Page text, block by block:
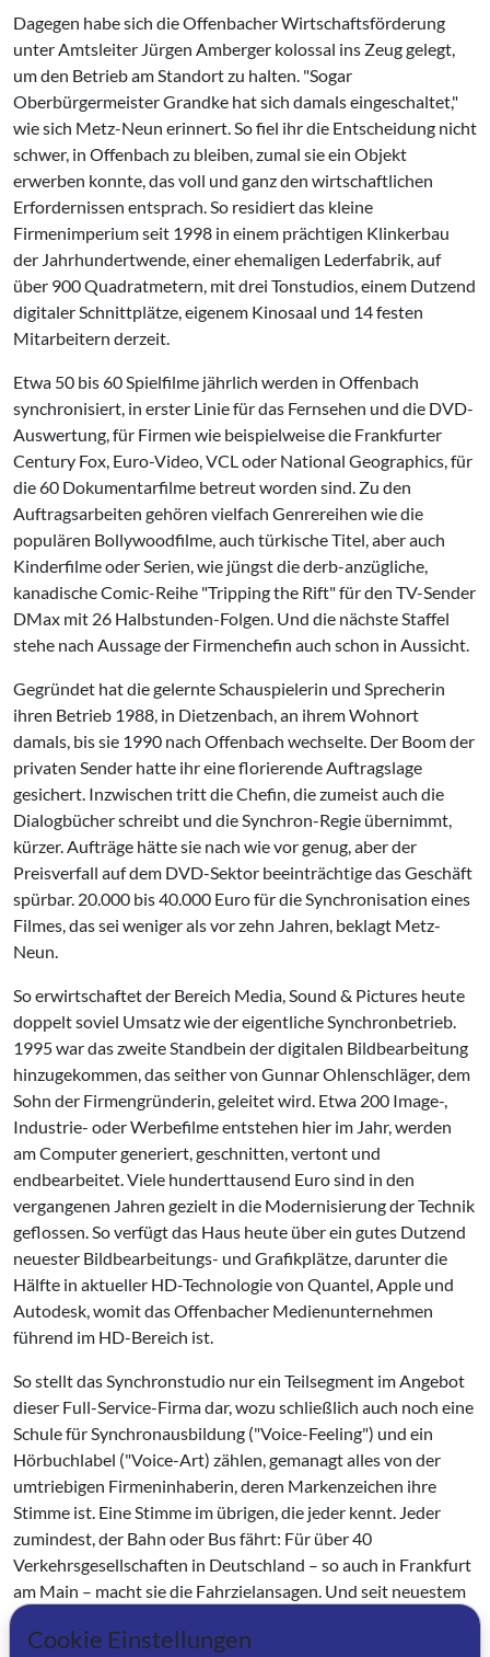
Dagegen habe sich die Offenbacher Wirtschaftsförderung
unter Amtsleiter Jürgen Amberger kolossal ins Zeug gelegt,
um den Betrieb am Standort zu halten. "Sogar
Oberbürgermeister Grandke hat sich damals eingeschaltet,"
wie sich Metz-Neun erinnert. So fiel ihr die Entscheidung nicht
schwer, in Offenbach zu bleiben, zumal sie ein Objekt
erwerben konnte, das voll und ganz den wirtschaftlichen
Erfordernissen entsprach. So residiert das kleine
Firmenimperium seit 1998 in einem prächtigen Klinkerbau
der Jahrhundertwende, einer ehemaligen Lederfabrik, auf
über 900 Quadratmetern, mit drei Tonstudios, einem Dutzend
digitaler Schnittplätze, eigenem Kinosaal und 14 festen
Mitarbeitern derzeit.
Etwa 50 bis 60 Spielfilme jährlich werden in Offenbach
synchronisiert, in erster Linie für das Fernsehen und die DVD-
Auswertung, für Firmen wie beispielweise die Frankfurter
Century Fox, Euro-Video, VCL oder National Geographics, für
die 60 Dokumentarfilme betreut worden sind. Zu den
Auftragsarbeiten gehören vielfach Genrereihen wie die
populären Bollywoodfilme, auch türkische Titel, aber auch
Kinderfilme oder Serien, wie jüngst die derb-anzügliche,
kanadische Comic-Reihe "Tripping the Rift" für den TV-Sender
DMax mit 26 Halbstunden-Folgen. Und die nächste Staffel
stehe nach Aussage der Firmenchefin auch schon in Aussicht.
Gegründet hat die gelernte Schauspielerin und Sprecherin
ihren Betrieb 1988, in Dietzenbach, an ihrem Wohnort
damals, bis sie 1990 nach Offenbach wechselte. Der Boom der
privaten Sender hatte ihr eine florierende Auftragslage
gesichert. Inzwischen tritt die Chefin, die zumeist auch die
Dialogbücher schreibt und die Synchron-Regie übernimmt,
kürzer. Aufträge hätte sie nach wie vor genug, aber der
Preisverfall auf dem DVD-Sektor beeinträchtige das Geschäft
spürbar. 20.000 bis 40.000 Euro für die Synchronisation eines
Filmes, das sei weniger als vor zehn Jahren, beklagt Metz-
Neun.
So erwirtschaftet der Bereich Media, Sound & Pictures heute
doppelt soviel Umsatz wie der eigentliche Synchronbetrieb.
1995 war das zweite Standbein der digitalen Bildbearbeitung
hinzugekommen, das seither von Gunnar Ohlenschläger, dem
Sohn der Firmengründerin, geleitet wird. Etwa 200 Image-,
Industrie- oder Werbefilme entstehen hier im Jahr, werden
am Computer generiert, geschnitten, vertont und
endbearbeitet. Viele hunderttausend Euro sind in den
vergangenen Jahren gezielt in die Modernisierung der Technik
geflossen. So verfügt das Haus heute über ein gutes Dutzend
neuester Bildbearbeitungs- und Grafikplätze, darunter die
Hälfte in aktueller HD-Technologie von Quantel, Apple und
Autodesk, womit das Offenbacher Medienunternehmen
führend im HD-Bereich ist.
So stellt das Synchronstudio nur ein Teilsegment im Angebot
dieser Full-Service-Firma dar, wozu schließlich auch noch eine
Schule für Synchronausbildung ("Voice-Feeling") und ein
Hörbuchlabel ("Voice-Art) zählen, gemanagt alles von der
umtriebigen Firmeninhaberin, deren Markenzeichen ihre
Stimme ist. Eine Stimme im übrigen, die jeder kennt. Jeder
zumindest, der Bahn oder Bus fährt: Für über 40
Verkehrsgesellschaften in Deutschland – so auch in Frankfurt
am Main – macht sie die Fahrzielansagen. Und seit neuestem
nimmt sie akustisch auch die Autofahrer an die Hand: durch
ihre Anweisungen im Navigationsgerät. In einer Stimme, die
Cookie Einstellungen